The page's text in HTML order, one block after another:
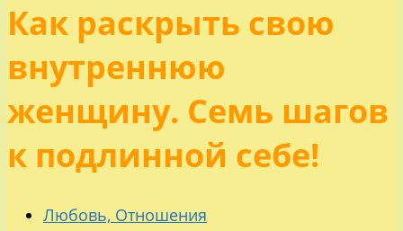
Как раскрыть свою
внутреннюю
женщину. Семь шагов
к подлинной себе!
Любовь, Отношения